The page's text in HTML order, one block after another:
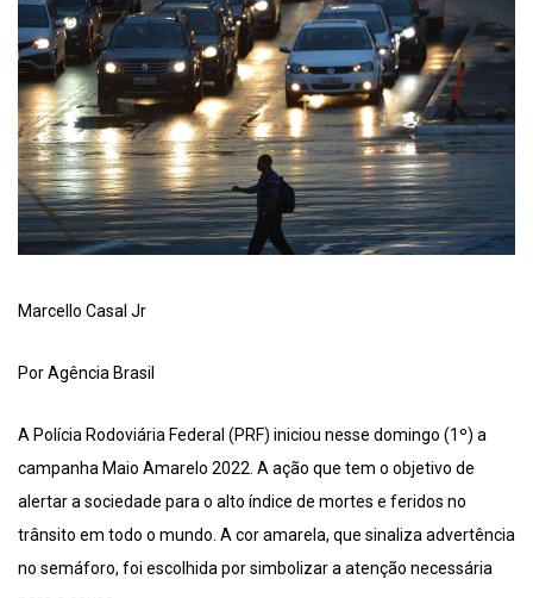
Marcello Casal Jr
Por Agência Brasil
A Polícia Rodoviária Federal (PRF) iniciou nesse domingo (1º) a
campanha Maio Amarelo 2022. A ação que tem o objetivo de
alertar a sociedade para o alto índice de mortes e feridos no
trânsito em todo o mundo. A cor amarela, que sinaliza advertência
no semáforo, foi escolhida por simbolizar a atenção necessária